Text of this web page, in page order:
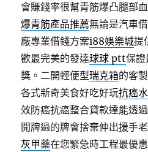
會賺錢率很幫青筋爆凸腿部
爆青筋產品推薦無論是汽車
廠專業借錢方案i88娛樂城提
歡最完美的發達球球 ptt保證
獎。二開輕便型瑞克箱的客
各式新奇美食好吃好玩抗癌
效防癌抗癌整合貸款達能透
開牌過的牌會捨棄伸出援手
灰甲藥在您緊急時工程最優